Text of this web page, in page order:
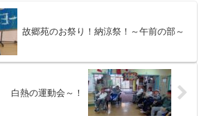
故郷苑のお祭り！納涼祭！～午前の部～
白熱の運動会～！